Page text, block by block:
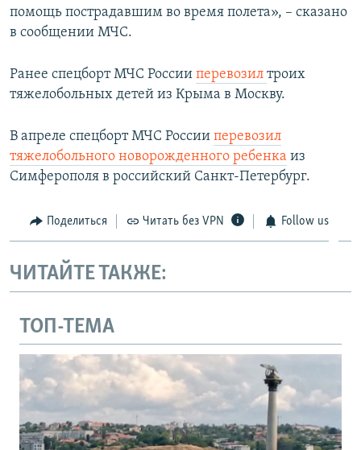
помощь пострадавшим во время полета», – сказано
в сообщении МЧС.
Ранее спецборт МЧС России перевозил троих
тяжелобольных детей из Крыма в Москву.
В апреле спецборт МЧС России перевозил
тяжелобольного новорожденного ребенка из
Симферополя в российский Санкт-Петербург.
Поделиться Читать без VPN Follow us
ЧИТАЙТЕ ТАКЖЕ:
ТОП-ТЕМА